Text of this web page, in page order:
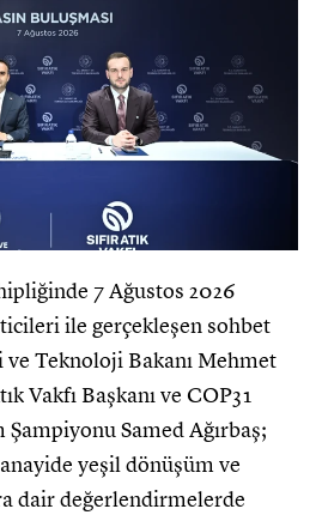
7 Ağustos 2026
ile gerçekleşen sohbet
ve Teknoloji Bakanı Mehmet
Vakfı Başkanı ve COP31
Samed Ağırbaş;
yeşil dönüşüm ve
dair değerlendirmelerde